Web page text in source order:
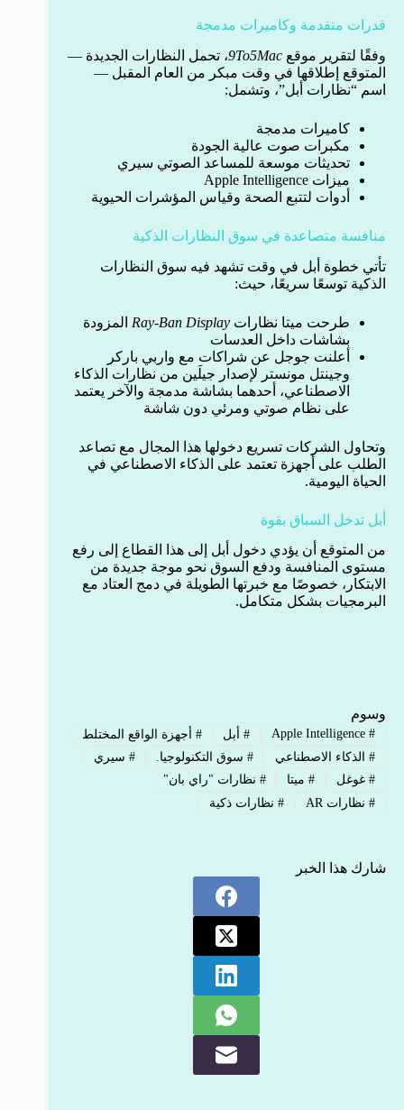
قدرات متقدمة وكاميرات مدمجة
وفقًا لتقرير موقع 9To5Mac، تحمل النظارات الجديدة —
المتوقع إطلاقها في وقت مبكر من العام المقبل —
اسم “نظارات أبل”، وتشمل:
كاميرات مدمجة
مكبرات صوت عالية الجودة
تحديثات موسعة للمساعد الصوتي سيري
ميزات Apple Intelligence
أدوات لتتبع الصحة وقياس المؤشرات الحيوية
منافسة متصاعدة في سوق النظارات الذكية
تأتي خطوة أبل في وقت تشهد فيه سوق النظارات
الذكية توسعًا سريعًا، حيث:
طرحت ميتا نظارات Ray-Ban Display المزودة
بشاشات داخل العدسات
أعلنت جوجل عن شراكات مع واربي باركر
وجينتل مونستر لإصدار جيلَين من نظارات الذكاء
الاصطناعي، أحدهما بشاشة مدمجة والآخر يعتمد
على نظام صوتي ومرئي دون شاشة
وتحاول الشركات تسريع دخولها هذا المجال مع تصاعد
الطلب على أجهزة تعتمد على الذكاء الاصطناعي في
الحياة اليومية.
أبل تدخل السباق بقوة
من المتوقع أن يؤدي دخول أبل إلى هذا القطاع إلى رفع
مستوى المنافسة ودفع السوق نحو موجة جديدة من
الابتكار، خصوصًا مع خبرتها الطويلة في دمج العتاد مع
البرمجيات بشكل متكامل.
وسوم
#
Apple Intelligence
#أبل # أجهزة الواقع المختلط
#الذكاء الاصطناعي #سوق التكنولوجيا. # سيري
#غوغل #ميتا # نظارات "راي بان"
#نظارات AR #نظارات ذكية
شارك هذا الخبر